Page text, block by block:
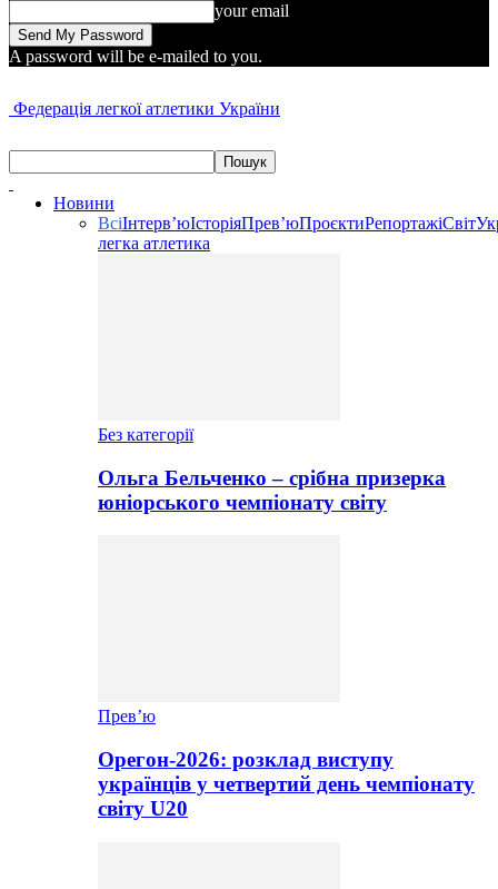
your email
A password will be e-mailed to you.
Федерація легкої атлетики України
Новини
ВсіІнтерв’юІсторіяПрев’юПроєктиРепортажіСвіт
легка атлетика
Без категорії
Ольга Бельченко – срібна призерка
юніорського чемпіонату світу
Прев’ю
Орегон-2026: розклад виступу
українців у четвертий день чемпіонату
світу U20